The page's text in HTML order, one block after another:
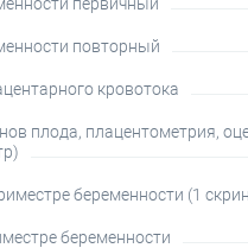
повторный
кровотока
плода, плацентометрия,
беременности (1
беременности